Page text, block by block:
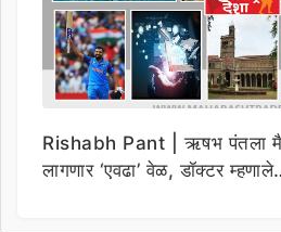
Rishabh Pant | ऋषभ पंतला
लागणार ‘एवढा’ वेळ, डॉक्टर